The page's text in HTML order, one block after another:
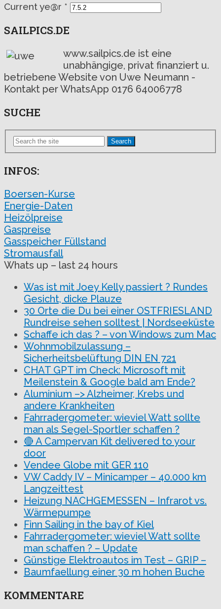
Current ye@r *
SAILPICS.DE
www.sailpics.de ist eine
unabhängige, privat finanziert u.
betriebene Website von Uwe Neumann -
Kontakt per WhatsApp 0176 64006778
SUCHE
Search
INFOS:
Boersen-Kurse
Energie-Daten
Heizölpreise
Gaspreise
Gasspeicher Füllstand
Stromausfall
Whats up – last 24 hours
Was ist mit Joey Kelly passiert ? Rundes
Gesicht, dicke Plauze
30 Orte die Du bei einer OSTFRIESLAND
Rundreise sehen solltest | Nordseeküste
Schaffe ich das ? – von Windows zum Mac
Wohnmobilzulassung –
Sicherheitsbelüftung DIN EN 721
CHAT GPT im Check: Microsoft mit
Meilenstein & Google bald am Ende?
Aluminium –> Alzheimer, Krebs und
andere Krankheiten
Fahrradergometer: wieviel Watt sollte
man als Segel-Sportler schaffen ?
🔴 A Campervan Kit delivered to your
door
Vendee Globe mit GER 110
VW Caddy IV – Minicamper – 40.000 km
Langzeittest
Heizung NACHGEMESSEN – Infrarot vs.
Wärmepumpe
Finn Sailing in the bay of Kiel
Fahrradergometer: wieviel Watt sollte
man schaffen ? – Update
Günstige Elektroautos im Test – GRIP –
Baumfaellung einer 30 m hohen Buche
KOMMENTARE